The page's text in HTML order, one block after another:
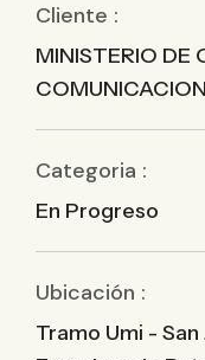
Cliente :
MINISTERIO DE
Categoria :
En Progreso
Ubicación :
Tramo Umi -